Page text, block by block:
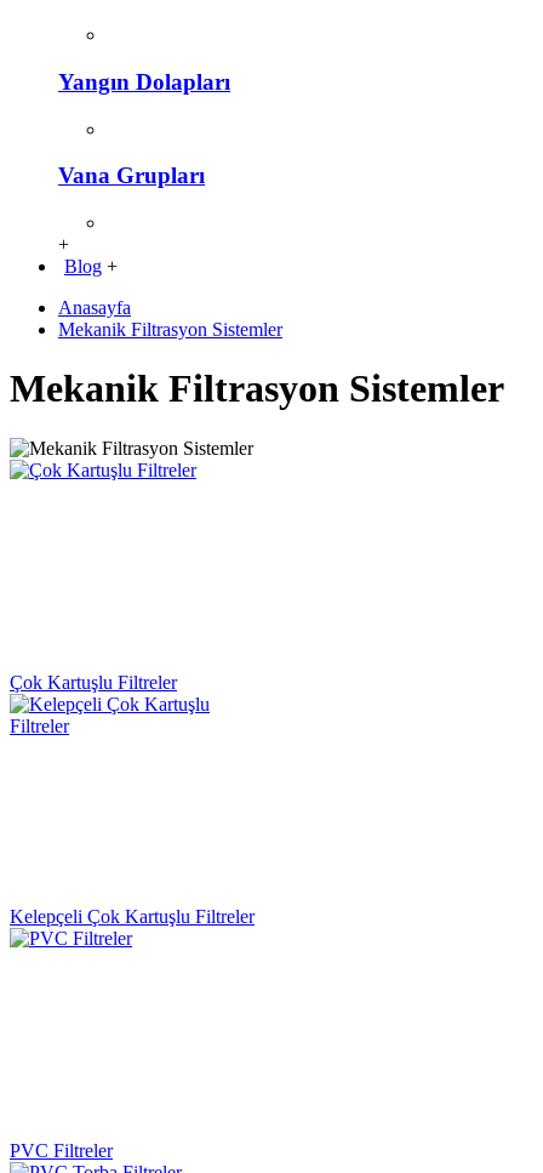
Yangın Dolapları
Vana Grupları
+
Blog +
Anasayfa
Mekanik Filtrasyon Sistemler
Mekanik Filtrasyon Sistemler
Çok Kartuşlu Filtreler
Kelepçeli Çok Kartuşlu Filtreler
PVC Filtreler